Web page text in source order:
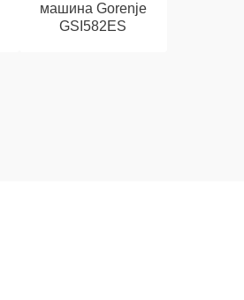
машина Gorenje
GSI582ES